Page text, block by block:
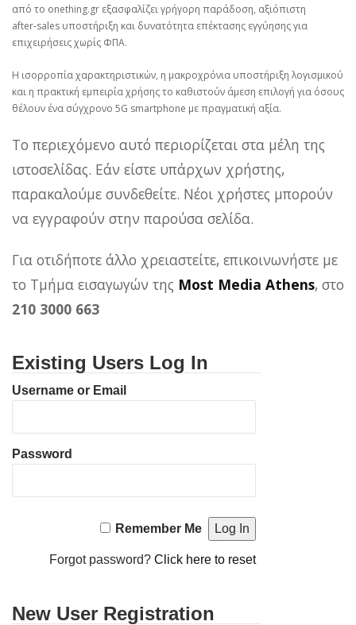
από το onething.gr εξασφαλίζει γρήγορη παράδοση, αξιόπιστη
after‑sales υποστήριξη και δυνατότητα επέκτασης εγγύησης για
επιχειρήσεις χωρίς ΦΠΑ.
Η ισορροπία χαρακτηριστικών, η μακροχρόνια υποστήριξη λογισμικού
και η πρακτική εμπειρία χρήσης το καθιστούν άμεση επιλογή για όσους
θέλουν ένα σύγχρονο 5G smartphone με πραγματική αξία.
Το περιεχόμενο αυτό περιορίζεται στα μέλη της
ιστοσελίδας. Εάν είστε υπάρχων χρήστης,
παρακαλούμε συνδεθείτε. Νέοι χρήστες μπορούν
να εγγραφούν στην παρούσα σελίδα.
Για οτιδήποτε άλλο χρειαστείτε, επικοινωνήστε με
το Τμήμα εισαγωγών της Most Media Athens, στο
210 3000 663
Existing Users Log In
Username or Email
Password
Remember Me
Forgot password?Click here to reset
New User Registration